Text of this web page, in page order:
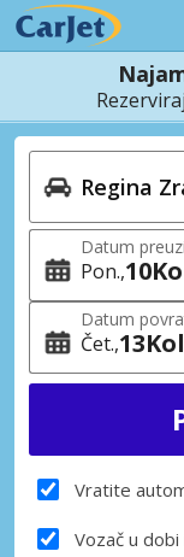
Datum
Pon. 10
Datum
Čet. 13
Vratite
Vozač u